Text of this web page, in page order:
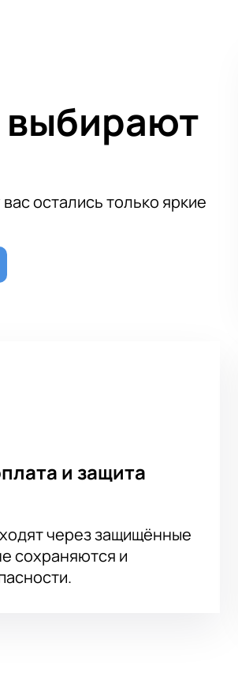
вкушать все самое лучшее,
остались только яркие
и защита
через защищённые
сохраняются и